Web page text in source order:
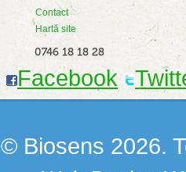
Contact
Hartă site
0746 18 18 28
Facebook
© Biosens 2026.